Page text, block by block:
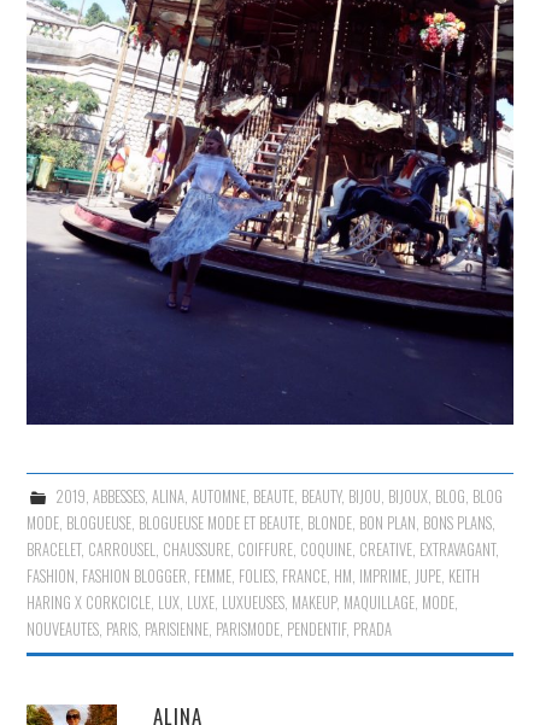
2019, ABBESSES, ALINA, AUTOMNE, BEAUTE, BEAUTY, BIJOU, BIJOUX, BLOG, BLOG
MODE, BLOGUEUSE, BLOGUEUSE MODE ET BEAUTE, BLONDE, BON PLAN, BONS PLANS,
BRACELET, CARROUSEL, CHAUSSURE, COIFFURE, COQUINE, CREATIVE, EXTRAVAGANT,
FASHION, FASHION BLOGGER, FEMME, FOLIES, FRANCE, HM, IMPRIME, JUPE, KEITH
HARING X CORKCICLE, LUX, LUXE, LUXUEUSES, MAKEUP, MAQUILLAGE, MODE,
NOUVEAUTES, PARIS, PARISIENNE, PARISMODE, PENDENTIF, PRADA
ALINA